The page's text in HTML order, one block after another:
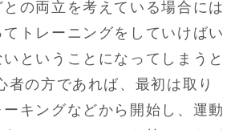
の両立を考えている場合には
トレーニングをしていけばい
ということになってしまうと
者の方であれば、最初は取り
ーキングなどから開始し、運動